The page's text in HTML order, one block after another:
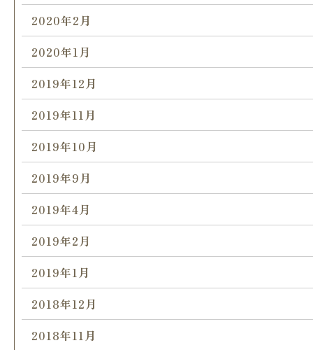
2020年2月
2020年1月
2019年12月
2019年11月
2019年10月
2019年9月
2019年4月
2019年2月
2019年1月
2018年12月
2018年11月